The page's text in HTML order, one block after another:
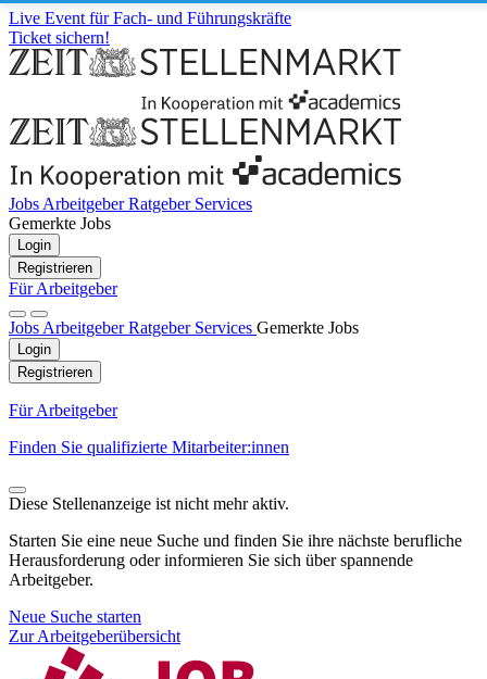
Live Event für Fach- und Führungskräfte
Ticket sichern!
Jobs ArbeitgeberRatgeber Services
Gemerkte Jobs
Login
Registrieren
Für Arbeitgeber
Jobs ArbeitgeberRatgeber Services Gemerkte Jobs
Login
Registrieren
Für Arbeitgeber
Finden Sie qualifizierte Mitarbeiter:innen
Diese Stellenanzeige ist nicht mehr aktiv.
Starten Sie eine neue Suche und finden Sie ihre nächste berufliche
Herausforderung oder informieren Sie sich über spannende
Arbeitgeber.
Neue Suche starten
Zur Arbeitgeberübersicht